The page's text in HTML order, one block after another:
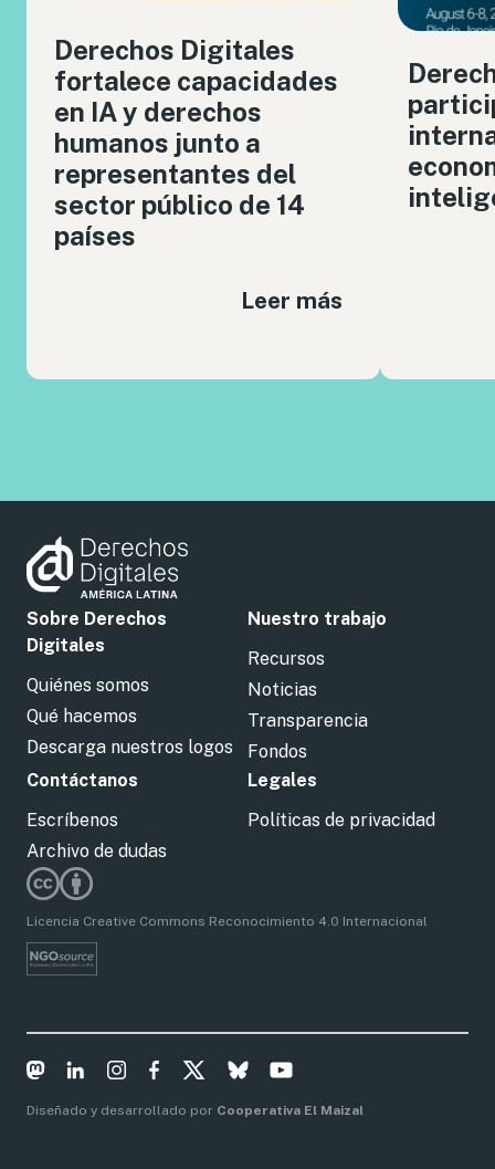
Derechos Digitales
fortalece capacidades
en IA y derechos
humanos junto a
representantes del
sector público de 14
países
Leer más
Sobre Derechos
Digitales
Quiénes somos
Qué hacemos
Descarga nuestros logos
Nuestro trabajo
Recursos
Noticias
Transparencia
Fondos
Contáctanos
Escríbenos
Archivo de dudas
Legales
Políticas de privacidad
Licencia Creative Commons Reconocimiento 4.0 Internacional
Diseñado y desarrollado por Cooperativa El Maizal